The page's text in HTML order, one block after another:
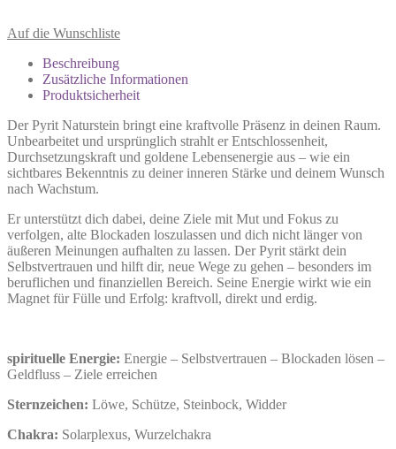
Auf die Wunschliste
Beschreibung
Zusätzliche Informationen
Produktsicherheit
Der Pyrit Naturstein bringt eine kraftvolle Präsenz in deinen Raum.
Unbearbeitet und ursprünglich strahlt er Entschlossenheit,
Durchsetzungskraft und goldene Lebensenergie aus – wie ein
sichtbares Bekenntnis zu deiner inneren Stärke und deinem Wunsch
nach Wachstum.
Er unterstützt dich dabei, deine Ziele mit Mut und Fokus zu
verfolgen, alte Blockaden loszulassen und dich nicht länger von
äußeren Meinungen aufhalten zu lassen. Der Pyrit stärkt dein
Selbstvertrauen und hilft dir, neue Wege zu gehen – besonders im
beruflichen und finanziellen Bereich. Seine Energie wirkt wie ein
Magnet für Fülle und Erfolg: kraftvoll, direkt und erdig.
spirituelle Energie: Energie – Selbstvertrauen – Blockaden lösen –
Geldfluss – Ziele erreichen
Sternzeichen: Löwe, Schütze, Steinbock, Widder
Chakra: Solarplexus, Wurzelchakra